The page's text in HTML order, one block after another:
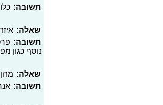
תשובה:
שאלה:
תשובה:
נוסף כגון
שאלה:
תשובה: